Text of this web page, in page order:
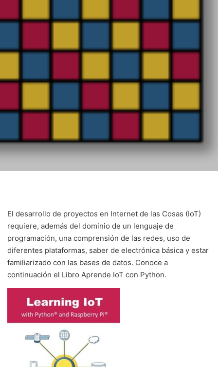
El desarrollo de proyectos en Internet de las Cosas (IoT)
requiere, además del dominio de un lenguaje de
programación, una comprensión de las redes, uso de
diferentes plataformas, saber de electrónica básica y estar
familiarizado con las bases de datos. Conoce a
continuación el Libro Aprende IoT con Python.